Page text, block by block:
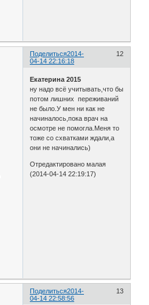
Поделиться 12
2014-
04-14 22:16:18
Екатерина 2015
ну надо всё учитывать,что бы
потом лишних переживаний
не было.У мен ни как не
начиналось,пока врач на
осмотре не помогла.Меня то
тоже со схватками ждали,а
они не начинались)
Отредактировано малая
(2014-04-14 22:19:17)
Поделиться 13
2014-
04-14 22:58:56